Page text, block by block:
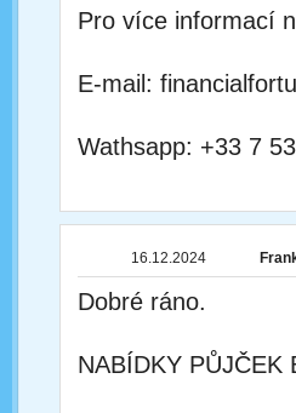
Pro více informací
E-mail:
Wathsapp: +33 7
16.12.2024
Dobré ráno.
NABÍDKY PŮJČEK